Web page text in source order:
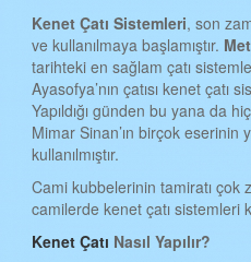
NEVŞEHİR KENET ÇATI
NİĞDE KENET ÇATI
ORDU KENET ÇATI
RİZE KENET ÇATI
SAMSUN KENET ÇATI
SİİRT KENET ÇATI
KenetÇatıSistemleri, son
ve kullanılmaya başlamıştır.
tarihteki en sağlam çatı
Ayasofya’nın çatısı kenet çatı
Yapıldığı günden bu yana da
Mimar Sinan’ın birçok eserinin
kullanılmıştır.
Cami kubbelerinin tamiratı çok
camilerde kenet çatı sistemleri
Kenet Çatı Nasıl Yapılır?